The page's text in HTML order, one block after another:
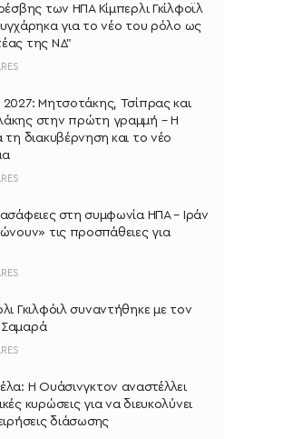
των ΗΠΑ Κίμπερλι Γκίλφοϊλ
για το νέο του ρόλο ως
της ΝΔ”
2027: Μητσοτάκης, Τσίπρας και
στην πρώτη γραμμή – Η
τη διακυβέρνηση και το νέο
στη συμφωνία ΗΠΑ – Ιράν
τις προσπάθειες για
Γκιλφόιλ συναντήθηκε με τον
Η Ουάσινγκτον αναστέλλει
κυρώσεις για να διευκολύνει
διάσωσης